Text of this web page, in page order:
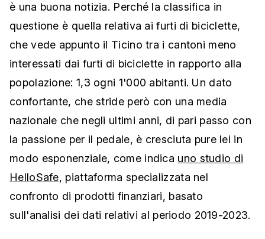
è una buona notizia. Perché la classifica in
questione è quella relativa ai furti di biciclette,
che vede appunto il Ticino tra i cantoni meno
interessati dai furti di biciclette in rapporto alla
popolazione: 1,3 ogni 1'000 abitanti. Un dato
confortante, che stride però con una media
nazionale che negli ultimi anni, di pari passo con
la passione per il pedale, è cresciuta pure lei in
modo esponenziale, come indica uno studio di
HelloSafe, piattaforma specializzata nel
confronto di prodotti finanziari, basato
sull'analisi dei dati relativi al periodo 2019-2023.